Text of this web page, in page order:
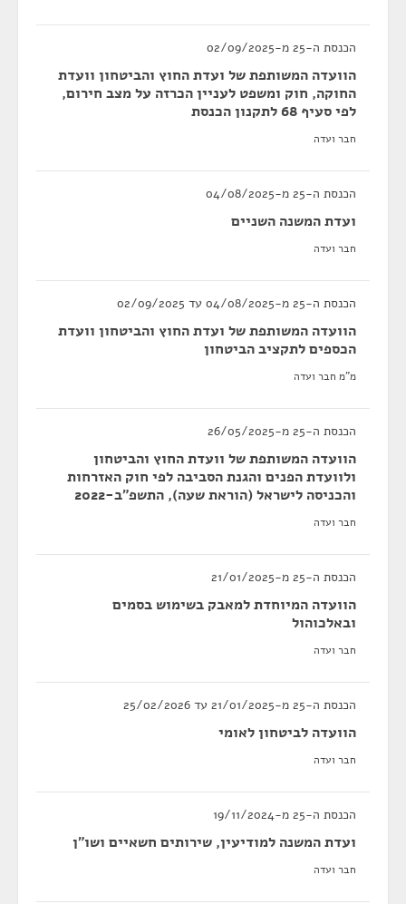
הכנסת ה-25 מ-02/09/2025
הוועדה המשותפת של ועדת החוץ והביטחון וועדת
החוקה, חוק ומשפט לעניין הכרזה על מצב חירום,
לפי סעיף 68 לתקנון הכנסת
חבר ועדה
הכנסת ה-25 מ-04/08/2025
ועדת המשנה השניים
חבר ועדה
הכנסת ה-25 מ-04/08/2025 עד 02/09/2025
הוועדה המשותפת של ועדת החוץ והביטחון וועדת
הכספים לתקציב הביטחון
מ"מ חבר ועדה
הכנסת ה-25 מ-26/05/2025
הוועדה המשותפת של וועדת החוץ והביטחון
ולוועדת הפנים והגנת הסביבה לפי חוק האזרחות
והכניסה לישראל (הוראת שעה), התשפ"ב-2022
חבר ועדה
הכנסת ה-25 מ-21/01/2025
הוועדה המיוחדת למאבק בשימוש בסמים
ובאלכוהול
חבר ועדה
הכנסת ה-25 מ-21/01/2025 עד 25/02/2026
הוועדה לביטחון לאומי
חבר ועדה
הכנסת ה-25 מ-19/11/2024
ועדת המשנה למודיעין, שירותים חשאיים ושו"ן
חבר ועדה